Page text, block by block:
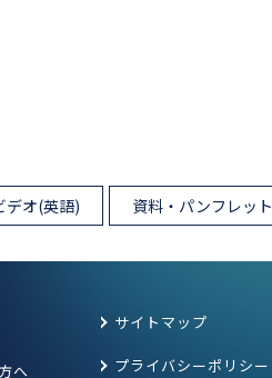
デオ(英語) 資料・パンフレット
へ
サイトマップ
プライバシーポリシー